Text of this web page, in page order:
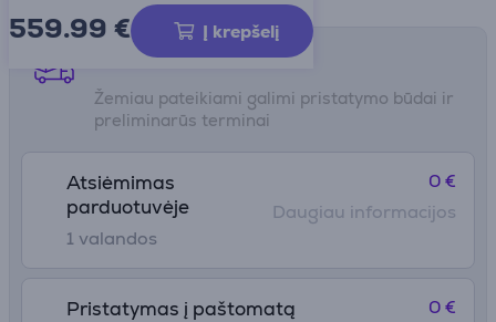
559.99 € Į krepšelį
Pristatymo būdai
Žemiau pateikiami galimi pristatymo būdai ir
preliminarūs terminai
Atsiėmimas
parduotuvėje
1 valandos
0 €
Daugiau informacijos
Pristatymas į paštomatą 0 €